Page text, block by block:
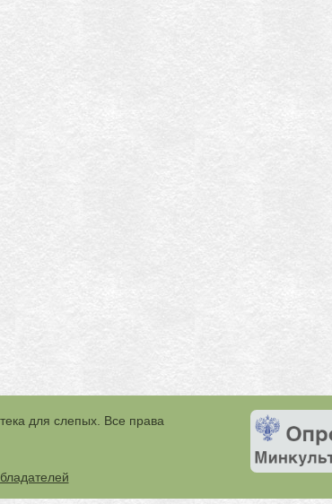
для слепых. Все права